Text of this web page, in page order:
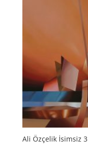
Ali Özçelik İsimsiz 3